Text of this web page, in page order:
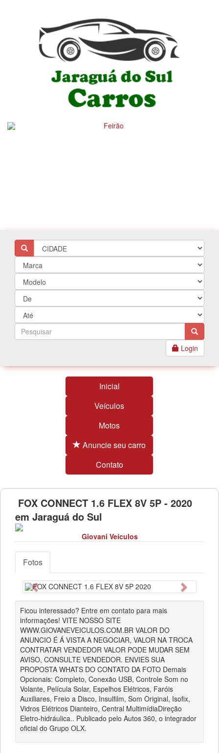
Login
Inicial
Veículos
Motos
Anuncie seu carro
Contato
FOX CONNECT 1.6 FLEX 8V 5P - 2020
em Jaraguá do Sul
Giovani Veículos
Fotos
Anterior Próximo
Ficou interessado? Entre em contato para mais
informações! VITE NOSSO SITE
WWW.GIOVANEVEICULOS.COM.BR VALOR DO
ANUNCIO É Á VISTA A NEGOCIAR, VALOR NA TROCA
CONTRATAR VENDEDOR VALOR PODE MUDAR SEM
AVISO, CONSULTE VENDEDOR. ENVIES SUA
PROPOSTA WHATS DO CONTATO DA FOTO Demais
Opcionais: Completo, Conexão USB, Controle Som no
Volante, Película Solar, Espelhos Elétricos, Faróis
Auxiliares, Freio a Disco, Insulfilm, Som Original, Isofix,
Vidros Elétricos Dianteiro, Central MultimídiaDireção
Eletro-hidráulica.. Publicado pelo Autos 360, o integrador
oficial do Grupo OLX.